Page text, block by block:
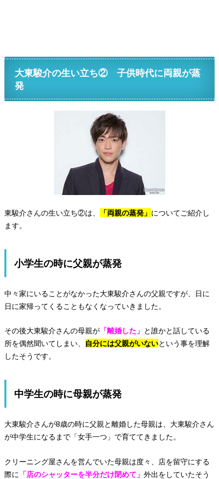
大東駿介の生い立ち② 子供時代に両親が蒸
発
東駿介さんの生い立ち②は、 「両親の蒸発」 についてご紹介し
ます。
小学生の時に父親が蒸発
中々家にいることがなかった大東駿介さんの父親ですが、日に
日に家帰ってくることもなくなっていきました。
その後大東駿介さんの母親が「離婚した」 と誰かと話している
所を偶然聞いてしまい、
自分には父親がいないという事を理解
したそうです。
中学生の時に母親が蒸発
大東駿介さんが8歳の時に父親と離婚した母親は、大東駿介さん
が中学生になるまで「女手一つ」で育ててきました。
クリーニング屋さんを営んでいた母親は度々、店を留守にする
際に
「店のシャッターを半分だけ閉めて」 外出をしていたそう